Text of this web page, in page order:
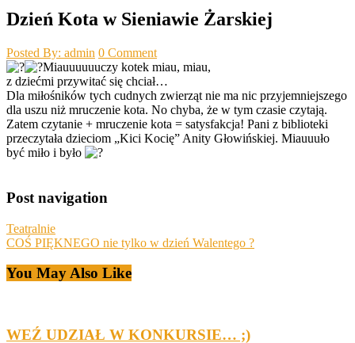
Dzień Kota w Sieniawie Żarskiej
Posted By: admin 0 Comment
Miauuuuuuczy kotek miau, miau,
z dziećmi przywitać się chciał…
Dla miłośników tych cudnych zwierząt nie ma nic przyjemniejszego
dla uszu niż mruczenie kota. No chyba, że w tym czasie czytają.
Zatem czytanie + mruczenie kota = satysfakcja! Pani z biblioteki
przeczytała dzieciom „Kici Kocię” Anity Głowińskiej. Miauuuło
być miło i było
Post navigation
Teatralnie
COŚ PIĘKNEGO nie tylko w dzień Walentego ?
You May Also Like
WEŹ UDZIAŁ W KONKURSIE… ;)